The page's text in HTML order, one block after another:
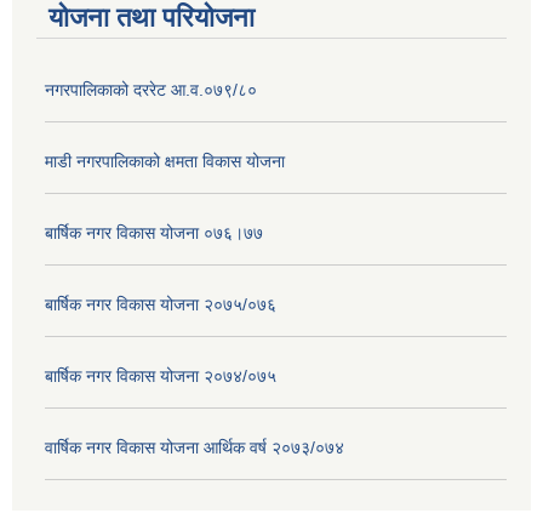
योजना तथा परियोजना
नगरपालिकाको दररेट आ.व.०७९/८०
माडी नगरपालिकाको क्षमता विकास योजना
बार्षिक नगर विकास योजना ०७६।७७
बार्षिक नगर विकास योजना २०७५/०७६
बार्षिक नगर विकास योजना २०७४/०७५
वार्षिक नगर विकास योजना आर्थिक वर्ष २०७३/०७४